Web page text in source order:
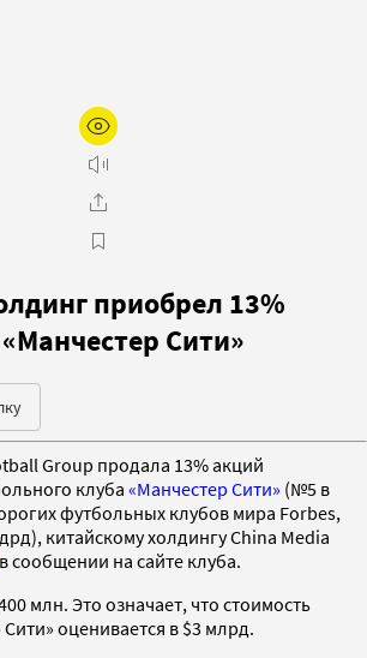
приобрел 13%
Сити»
Group продала 13% акций
клуба «Манчестер Сити» (№5 в
футбольных клубов мира Forbes,
китайскому холдингу China Media
в сообщении на сайте клуба.
млн. Это означает, что стоимость
оценивается в $3 млрд.